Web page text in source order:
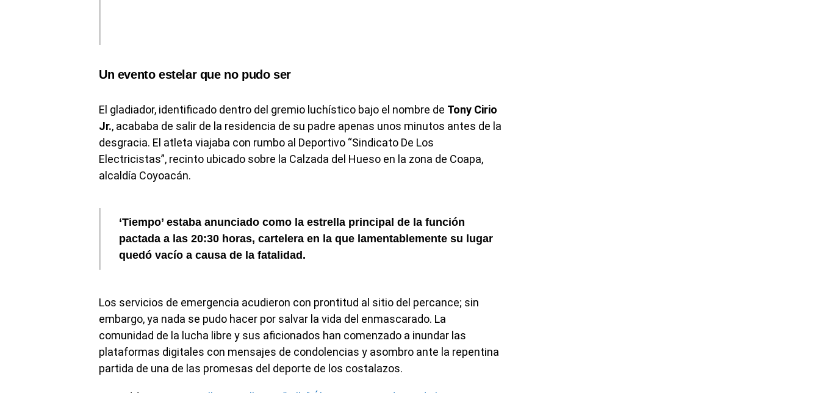
Un evento estelar que no pudo ser
El gladiador, identificado dentro del gremio luchístico bajo el nombre de Tony Cirio
Jr., acababa de salir de la residencia de su padre apenas unos minutos antes de la
desgracia. El atleta viajaba con rumbo al Deportivo “Sindicato De Los
Electricistas”, recinto ubicado sobre la Calzada del Hueso en la zona de Coapa,
alcaldía Coyoacán.
‘Tiempo’ estaba anunciado como la estrella principal de la función
pactada a las 20:30 horas, cartelera en la que lamentablemente su lugar
quedó vacío a causa de la fatalidad.
Los servicios de emergencia acudieron con prontitud al sitio del percance; sin
embargo, ya nada se pudo hacer por salvar la vida del enmascarado. La
comunidad de la lucha libre y sus aficionados han comenzado a inundar las
plataformas digitales con mensajes de condolencias y asombro ante la repentina
partida de una de las promesas del deporte de los costalazos.